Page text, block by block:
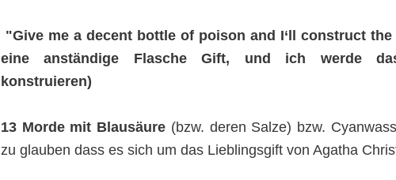
"Give me a decent bottle of poison and I‘ll construct
eine anständige Flasche Gift, und ich werde
konstruieren)
13 Morde mit Blausäure (bzw. deren Salze) bzw.
zu glauben dass es sich um das Lieblingsgift von Agatha